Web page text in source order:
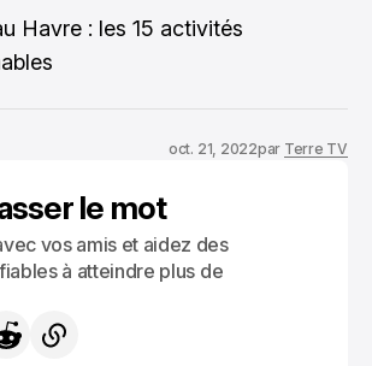
Havre : les 15 activités
oct. 21, 2022par Terre TV
le mot
vos amis et aidez des
à atteindre plus de